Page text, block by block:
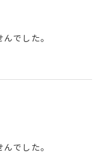
でした。
でした。